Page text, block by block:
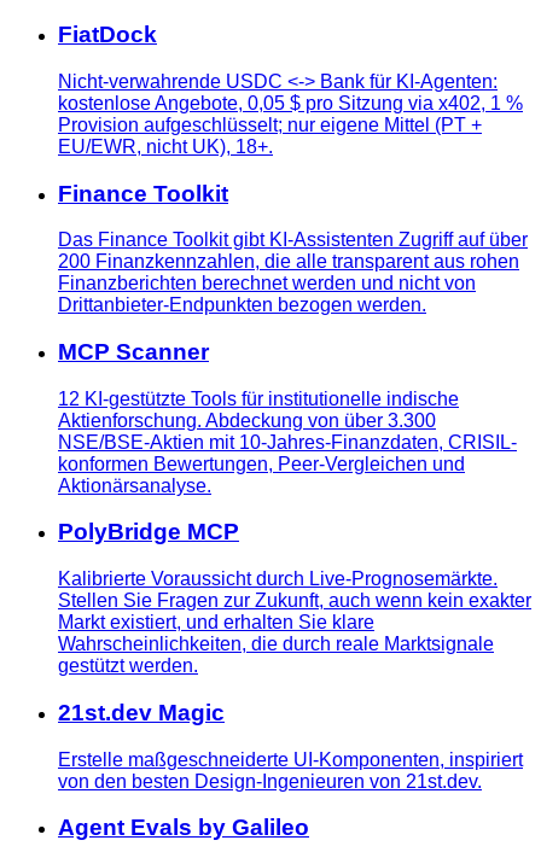
FiatDock
Nicht-verwahrende USDC <-> Bank für KI-Agenten:
kostenlose Angebote, 0,05 $ pro Sitzung via x402, 1 %
Provision aufgeschlüsselt; nur eigene Mittel (PT +
EU/EWR, nicht UK), 18+.
Finance Toolkit
Das Finance Toolkit gibt KI-Assistenten Zugriff auf über
200 Finanzkennzahlen, die alle transparent aus rohen
Finanzberichten berechnet werden und nicht von
Drittanbieter-Endpunkten bezogen werden.
MCP Scanner
12 KI-gestützte Tools für institutionelle indische
Aktienforschung. Abdeckung von über 3.300
NSE/BSE-Aktien mit 10-Jahres-Finanzdaten, CRISIL-
konformen Bewertungen, Peer-Vergleichen und
Aktionärsanalyse.
PolyBridge MCP
Kalibrierte Voraussicht durch Live-Prognosemärkte.
Stellen Sie Fragen zur Zukunft, auch wenn kein exakter
Markt existiert, und erhalten Sie klare
Wahrscheinlichkeiten, die durch reale Marktsignale
gestützt werden.
21st.dev Magic
Erstelle maßgeschneiderte UI-Komponenten, inspiriert
von den besten Design-Ingenieuren von 21st.dev.
Agent Evals by Galileo